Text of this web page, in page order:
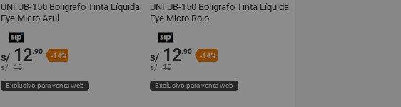
UNI UB-150 Bolígrafo Tinta Líquida
Eye Micro Azul
s/ 12.90
-14%
s/ 15
Exclusivo para venta web
UNI UB-150 Bolígrafo Tinta Líquida
Eye Micro Rojo
s/ 12.90
-14%
s/ 15
Exclusivo para venta web